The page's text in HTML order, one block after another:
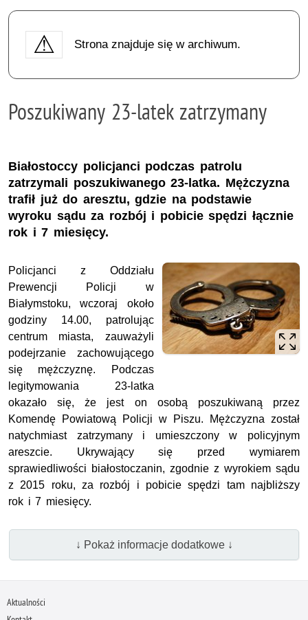
Strona znajduje się w archiwum.
Poszukiwany 23-latek zatrzymany
Białostoccy policjanci podczas patrolu
zatrzymali poszukiwanego 23-latka. Mężczyzna
trafił już do aresztu, gdzie na podstawie
wyroku sądu za rozbój i pobicie spędzi łącznie
rok i 7 miesięcy.
Policjanci z Oddziału
Prewencji Policji w
Białymstoku, wczoraj około
godziny 14.00, patrolując
centrum miasta, zauważyli
podejrzanie zachowującego
się mężczyznę. Podczas
legitymowania 23-latka
okazało się, że jest on osobą poszukiwaną przez
Komendę Powiatową Policji w Piszu. Mężczyzna został
natychmiast zatrzymany i umieszczony w policyjnym
areszcie. Ukrywający się przed wymiarem
sprawiedliwości białostoczanin, zgodnie z wyrokiem sądu
z 2015 roku, za rozbój i pobicie spędzi tam najbliższy
rok i 7 miesięcy.
↓ Pokaż informacje dodatkowe ↓
Aktualności